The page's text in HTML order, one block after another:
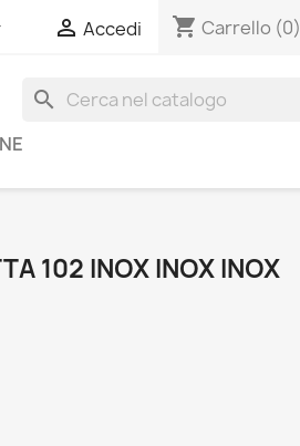
 Accedi shopping_cart Carrello (0)
search
102 INOX INOX INOX